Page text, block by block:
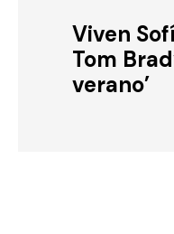
Viven
Tom
verano’